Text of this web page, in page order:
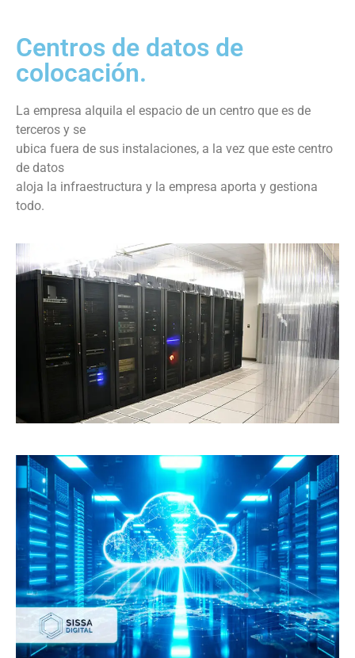
Centros de datos de
colocación.
La empresa alquila el espacio de un centro que es de
terceros y se
ubica fuera de sus instalaciones, a la vez que este centro
de datos
aloja la infraestructura y la empresa aporta y gestiona
todo.